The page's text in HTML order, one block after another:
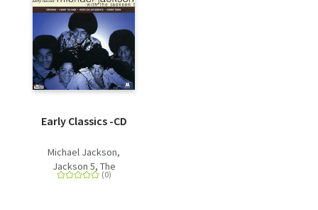
Early Classics -CD
Michael Jackson
Jackson 5, The